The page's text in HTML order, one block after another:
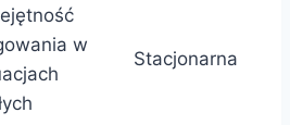
w
Stacjonarna